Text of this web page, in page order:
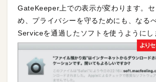
GateKeeper上での表示が変わります。
め、プライバシーを守るためにも、なる
Serviceを通過したソフトを使うようにし